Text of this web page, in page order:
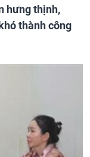
hưng thịnh,
thành công